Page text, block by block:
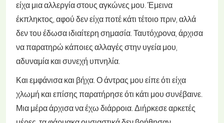
είχα μια αλλεργία στους αγκώνες μου. Έμεινα
έκπληκτος, αφού δεν είχα ποτέ κάτι τέτοιο πριν, αλλά
δεν του έδωσα ιδιαίτερη σημασία. Ταυτόχρονα, άρχισα
να παρατηρώ κάποιες αλλαγές στην υγεία μου,
αδυναμία και συνεχή υπνηλία.
Και εμφάνισα και βήχα. Ο άντρας μου είπε ότι είχα
χλωμή και επίσης παρατήρησε ότι κάτι μου συνέβαινε.
Μια μέρα άρχισα να έχω διάρροια. Διήρκεσε αρκετές